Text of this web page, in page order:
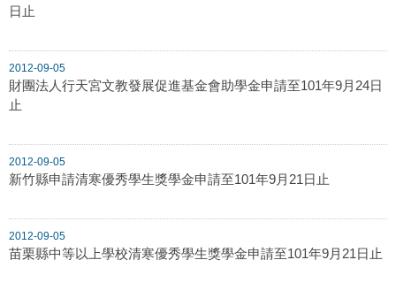
日止
2012-09-05
財團法人行天宮文教發展促進基金會助學金申請至101年9月24日
止
2012-09-05
新竹縣申請清寒優秀學生獎學金申請至101年9月21日止
2012-09-05
苗栗縣中等以上學校清寒優秀學生獎學金申請至101年9月21日止